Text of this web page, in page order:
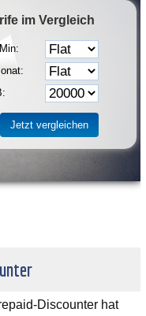
im Vergleich
Discounter hat